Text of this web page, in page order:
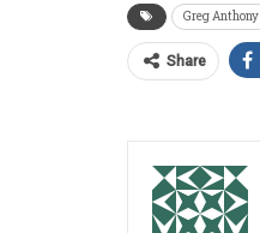
Greg Anthony
Share